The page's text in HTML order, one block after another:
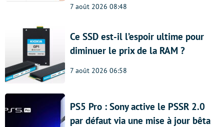
7 août 2026 08:48
Ce SSD est-il l’espoir ultime pour
diminuer le prix de la RAM ?
7 août 2026 06:58
PS5 Pro : Sony active le PSSR 2.0
par défaut via une mise à jour bêta